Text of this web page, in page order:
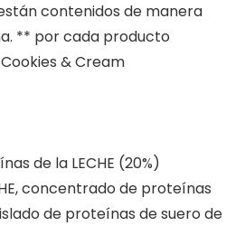
contenidos de manera
** por cada producto
& Cream
de la LECHE (20%)
concentrado de proteínas
de proteínas de suero de